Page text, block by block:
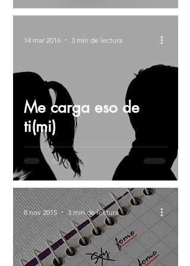
Me carga eso de
ti(mi)
14 mar 2016 3 min de lectura
8 nov 2015 3 min de lectura